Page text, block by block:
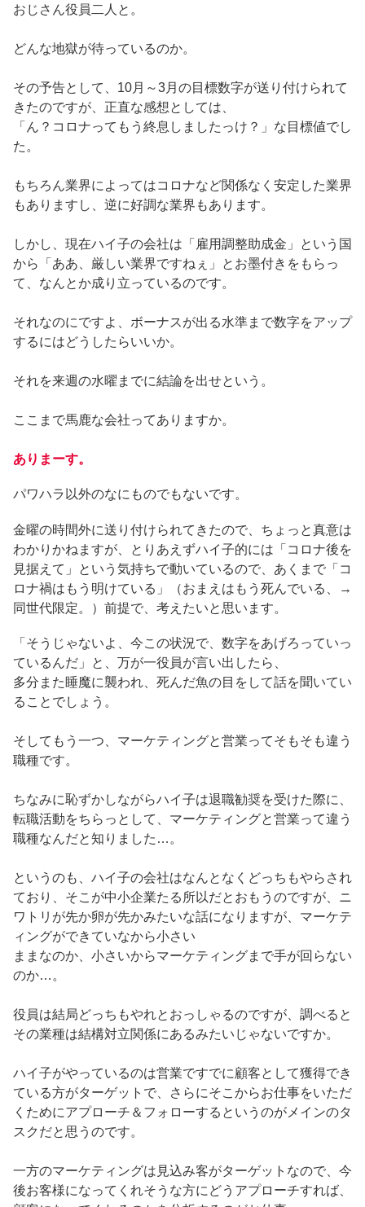
おじさん役員二人と。
どんな地獄が待っているのか。
その予告として、10月～3月の目標数字が送り付けられて
きたのですが、正直な感想としては、
「ん？コロナってもう終息しましたっけ？」な目標値でし
た。
もちろん業界によってはコロナなど関係なく安定した業界
もありますし、逆に好調な業界もあります。
しかし、現在ハイ子の会社は「雇用調整助成金」という国
から「ああ、厳しい業界ですねぇ」とお墨付きをもらっ
て、なんとか成り立っているのです。
それなのにですよ、ボーナスが出る水準まで数字をアップ
するにはどうしたらいいか。
それを来週の水曜までに結論を出せという。
ここまで馬鹿な会社ってありますか。
ありまーす。
パワハラ以外のなにものでもないです。
金曜の時間外に送り付けられてきたので、ちょっと真意は
わかりかねますが、とりあえずハイ子的には「コロナ後を
見据えて」という気持ちで動いているので、あくまで「コ
ロナ禍はもう明けている」（おまえはもう死んでいる、→
同世代限定。）前提で、考えたいと思います。
「そうじゃないよ、今この状況で、数字をあげろっていっ
ているんだ」と、万が一役員が言い出したら、
多分また睡魔に襲われ、死んだ魚の目をして話を聞いてい
ることでしょう。
そしてもう一つ、マーケティングと営業ってそもそも違う
職種です。
ちなみに恥ずかしながらハイ子は退職勧奨を受けた際に、
転職活動をちらっとして、マーケティングと営業って違う
職種なんだと知りました…。
というのも、ハイ子の会社はなんとなくどっちもやらされ
ており、そこが中小企業たる所以だとおもうのですが、ニ
ワトリが先か卵が先かみたいな話になりますが、マーケテ
ィングができていなから小さい
ままなのか、小さいからマーケティングまで手が回らない
のか…。
役員は結局どっちもやれとおっしゃるのですが、調べると
その業種は結構対立関係にあるみたいじゃないですか。
ハイ子がやっているのは営業ですでに顧客として獲得でき
ている方がターゲットで、さらにそこからお仕事をいただ
くためにアプローチ＆フォローするというのがメインのタ
スクだと思うのです。
一方のマーケティングは見込み客がターゲットなので、今
後お客様になってくれそうな方にどうアプローチすれば、